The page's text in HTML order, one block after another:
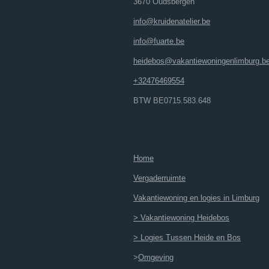
info@kruidenatelier.be
info@fuarte.be
+32476469554
BTW BE0715.583.648
Home
Vergaderruimte
Vakantiewoning en logies in Limburg
> Vakantiewoning Heidebos
> Logies Tussen Heide en Bos
>Omgeving